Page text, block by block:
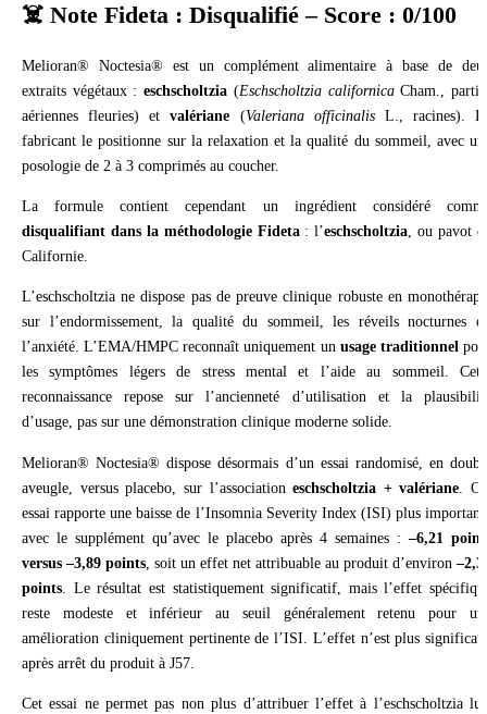
☠️ Note Fideta : Disqualifié – Score : 0/100
Melioran® Noctesia® est un complément alimentaire à base de
extraits végétaux :eschscholtzia (Eschscholtzia californicaCham.,
aériennes fleuries) etvalériane (Valeriana officinalisL., racines).
fabricant le positionne sur la relaxation et la qualité du sommeil, avec
posologie de 2 à 3 comprimés au coucher.
La formule contient cependant un ingrédient considéré
disqualifiant dans la méthodologie Fideta: l’eschscholtzia , ou pavot
Californie.
L’eschscholtzia ne dispose pas de preuve clinique robuste en
sur l’endormissement, la qualité du sommeil, les réveils nocturnes
l’anxiété. L’EMA/HMPC reconnaît uniquement un usage traditionnel
les symptômes légers de stress mental et l’aide au sommeil.
reconnaissance repose sur l’ancienneté d’utilisation et la
d’usage, pas sur une démonstration clinique moderne solide.
Melioran® Noctesia® dispose désormais d’un essai randomisé, en
aveugle, versus placebo, sur l’associationeschscholtzia + valériane .
essai rapporte une baisse de l’Insomnia Severity Index (ISI) plus
avec le supplément qu’avec le placebo après 4 semaines : –6,21
versus –3,89 points , soit un effet net attribuable au produit d’environ
points . Le résultat est statistiquement significatif, mais l’effet
reste modeste et inférieur au seuil généralement retenu pour
amélioration cliniquement pertinente de l’ISI. L’effet n’est plus
après arrêt du produit à J57.
Cet essai ne permet pas non plus d’attribuer l’effet à l’eschscholtzia